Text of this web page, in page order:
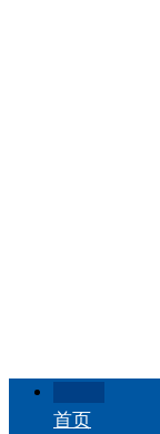
首页